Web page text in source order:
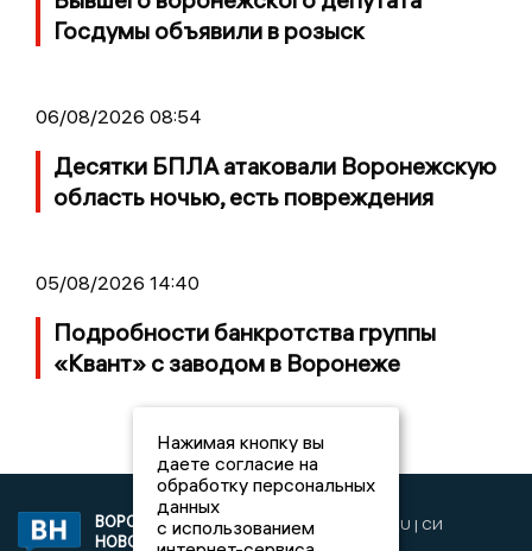
Госдумы объявили в розыск
06/08/2026 08:54
Десятки БПЛА атаковали Воронежскую
область ночью, есть повреждения
05/08/2026 14:40
Подробности банкротства группы
«Квант» с заводом в Воронеже
ВОРОНЕЖСКИЕ
НОВОСТИ
2019 © VORONEZHNEWS.RU | СИ
«Воронежские новости»
Нажимая кнопку вы
даете согласие на
обработку персональных
данных
с использованием